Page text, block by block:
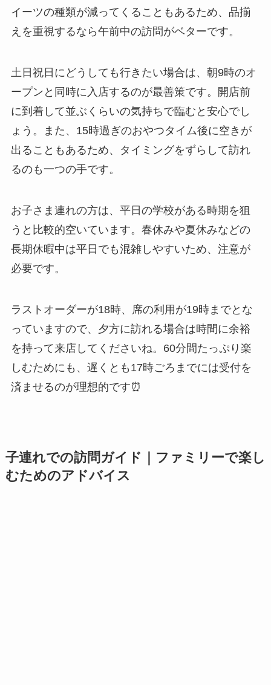
イーツの種類が減ってくることもあるため、品揃
えを重視するなら午前中の訪問がベターです。
土日祝日にどうしても行きたい場合は、朝9時のオ
ープンと同時に入店するのが最善策です。開店前
に到着して並ぶくらいの気持ちで臨むと安心でし
ょう。また、15時過ぎのおやつタイム後に空きが
出ることもあるため、タイミングをずらして訪れ
るのも一つの手です。
お子さま連れの方は、平日の学校がある時期を狙
うと比較的空いています。春休みや夏休みなどの
長期休暇中は平日でも混雑しやすいため、注意が
必要です。
ラストオーダーが18時、席の利用が19時までとな
っていますので、夕方に訪れる場合は時間に余裕
を持って来店してくださいね。60分間たっぷり楽
しむためにも、遅くとも17時ごろまでには受付を
済ませるのが理想的です⏰
子連れでの訪問ガイド｜ファミリーで楽し
むためのアドバイス